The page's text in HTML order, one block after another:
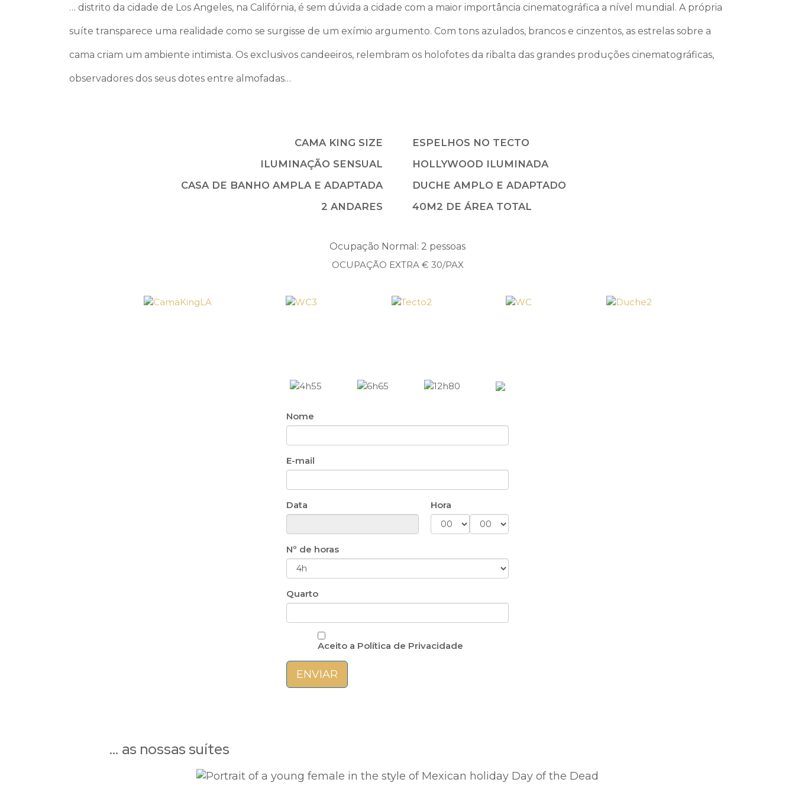
… distrito da cidade de Los Angeles, na Califórnia, é sem dúvida a cidade com a maior importância cinematográfica a nível mundial. A própria
suíte transparece uma realidade como se surgisse de um exímio argumento. Com tons azulados, brancos e cinzentos, as estrelas sobre a
cama criam um ambiente intimista. Os exclusivos candeeiros, relembram os holofotes da ribalta das grandes produções cinematográficas,
observadores dos seus dotes entre almofadas…
CAMA KING SIZE
ESPELHOS NO TECTO
ILUMINAÇÃO SENSUAL
HOLLYWOOD ILUMINADA
CASA DE BANHO AMPLA E ADAPTADA
DUCHE AMPLO E ADAPTADO
2 ANDARES
40M2 DE ÁREA TOTAL
Ocupação Normal: 2 pessoas
OCUPAÇÃO EXTRA € 30/PAX
Nome
E-mail
Data Hora
Nº de horas
Quarto
Aceito a Política de Privacidade
… as nossas suítes